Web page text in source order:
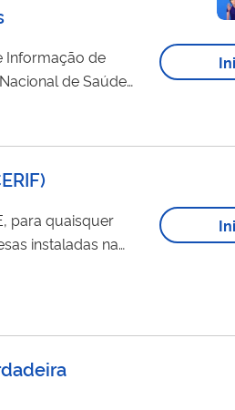
Informação de
planos privados
)
instaladas na